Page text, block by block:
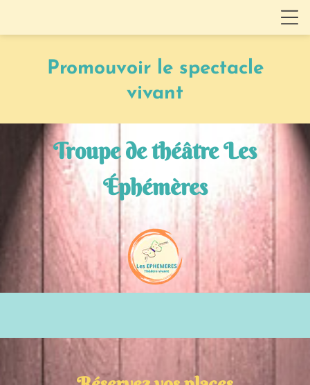
Promouvoir le spectacle
vivant
Troupe de théâtre Les
Éphémères